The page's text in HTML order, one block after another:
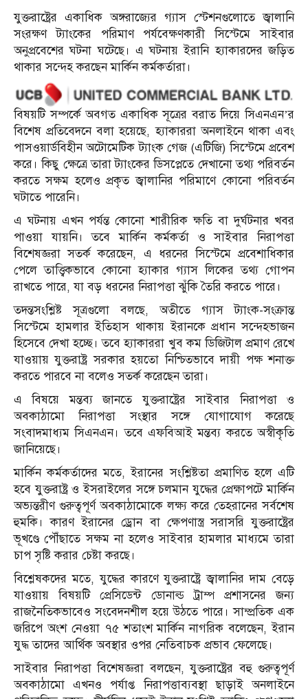
যুক্তরাষ্ট্রের একাধিক অঙ্গরাজ্যের গ্যাস স্টেশনগুলোতে জ্বালানি
সংরক্ষণ ট্যাংকের পরিমাণ পর্যবেক্ষণকারী সিস্টেমে সাইবার
অনুপ্রবেশের ঘটনা ঘটেছে। এ ঘটনায় ইরানি হ্যাকারদের জড়িত
থাকার সন্দেহ করছেন মার্কিন কর্মকর্তারা।
বিষয়টি সম্পর্কে অবগত একাধিক সূত্রের বরাত দিয়ে সিএনএন’র
বিশেষ প্রতিবেদনে বলা হয়েছে, হ্যাকাররা অনলাইনে থাকা এবং
পাসওয়ার্ডবিহীন অটোমেটিক ট্যাংক গেজ (এটিজি) সিস্টেমে প্রবেশ
করে। কিছু ক্ষেত্রে তারা ট্যাংকের ডিসপ্লেতে দেখানো তথ্য পরিবর্তন
করতে সক্ষম হলেও প্রকৃত জ্বালানির পরিমাণে কোনো পরিবর্তন
ঘটাতে পারেনি।
এ ঘটনায় এখন পর্যন্ত কোনো শারীরিক ক্ষতি বা দুর্ঘটনার খবর
পাওয়া যায়নি। তবে মার্কিন কর্মকর্তা ও সাইবার নিরাপত্তা
বিশেষজ্ঞরা সতর্ক করেছেন, এ ধরনের সিস্টেমে প্রবেশাধিকার
পেলে তাত্ত্বিকভাবে কোনো হ্যাকার গ্যাস লিকের তথ্য গোপন
রাখতে পারে, যা বড় ধরনের নিরাপত্তা ঝুঁকি তৈরি করতে পারে।
তদন্তসংশ্লিষ্ট সূত্রগুলো বলছে, অতীতে গ্যাস ট্যাংক-সংক্রান্ত
সিস্টেমে হামলার ইতিহাস থাকায় ইরানকে প্রধান সন্দেহভাজন
হিসেবে দেখা হচ্ছে। তবে হ্যাকাররা খুব কম ডিজিটাল প্রমাণ রেখে
যাওয়ায় যুক্তরাষ্ট্র সরকার হয়তো নিশ্চিতভাবে দায়ী পক্ষ শনাক্ত
করতে পারবে না বলেও সতর্ক করেছেন তারা।
এ বিষয়ে মন্তব্য জানতে যুক্তরাষ্ট্রের সাইবার নিরাপত্তা ও
অবকাঠামো নিরাপত্তা সংস্থার সঙ্গে যোগাযোগ করেছে
সংবাদমাধ্যম সিএনএন। তবে এফবিআই মন্তব্য করতে অস্বীকৃতি
জানিয়েছে।
মার্কিন কর্মকর্তাদের মতে, ইরানের সংশ্লিষ্টতা প্রমাণিত হলে এটি
হবে যুক্তরাষ্ট্র ও ইসরাইলের সঙ্গে চলমান যুদ্ধের প্রেক্ষাপটে মার্কিন
অভ্যন্তরীণ গুরুত্বপূর্ণ অবকাঠামোকে লক্ষ্য করে তেহরানের সর্বশেষ
হুমকি। কারণ ইরানের ড্রোন বা ক্ষেপণাস্ত্র সরাসরি যুক্তরাষ্ট্রের
ভূখণ্ডে পৌঁছাতে সক্ষম না হলেও সাইবার হামলার মাধ্যমে তারা
চাপ সৃষ্টি করার চেষ্টা করছে।
বিশ্লেষকদের মতে, যুদ্ধের কারণে যুক্তরাষ্ট্রে জ্বালানির দাম বেড়ে
যাওয়ায় বিষয়টি প্রেসিডেন্ট ডোনাল্ড ট্রাম্প প্রশাসনের জন্য
রাজনৈতিকভাবেও সংবেদনশীল হয়ে উঠতে পারে। সাম্প্রতিক এক
জরিপে অংশ নেওয়া ৭৫ শতাংশ মার্কিন নাগরিক বলেছেন, ইরান
যুদ্ধ তাদের আর্থিক অবস্থার ওপর নেতিবাচক প্রভাব ফেলেছে।
সাইবার নিরাপত্তা বিশেষজ্ঞরা বলছেন, যুক্তরাষ্ট্রের বহু গুরুত্বপূর্ণ
অবকাঠামো এখনও পর্যাপ্ত নিরাপত্তাব্যবস্থা ছাড়াই অনলাইনে